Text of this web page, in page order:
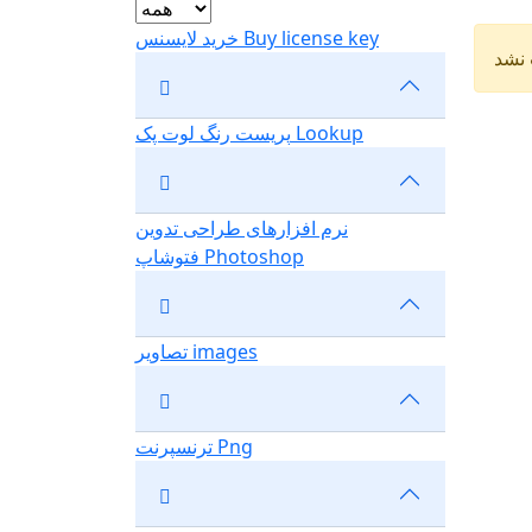
خرید لایسنس Buy license key
پریست رنگ لوت پک Lookup
نرم افزارهای طراحی تدوین
فتوشاپ Photoshop
تصاویر images
ترنسپرنت Png
نشد